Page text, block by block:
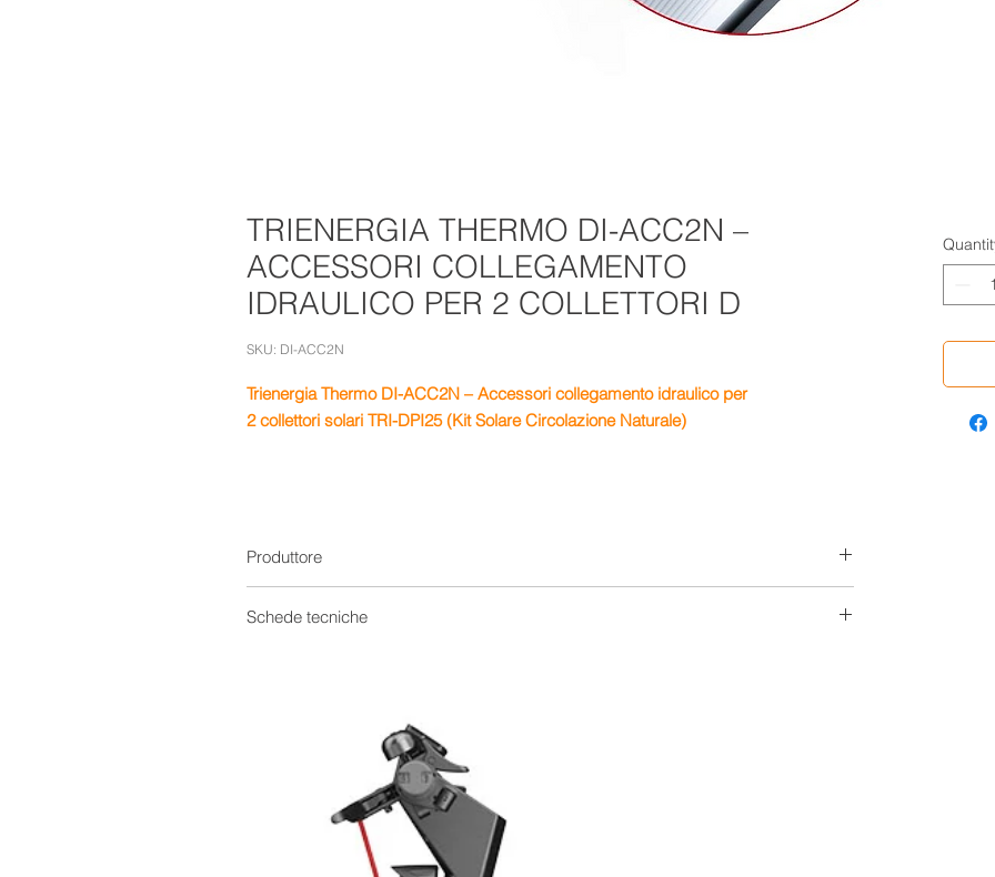
TRIENERGIA THERMO DI-ACC2N –
ACCESSORI COLLEGAMENTO
IDRAULICO PER 2 COLLETTORI D
SKU: DI-ACC2N
Trienergia Thermo DI-ACC2N – Accessori collegamento idraulico per
2 collettori solari TRI-DPI25 (Kit Solare Circolazione Naturale)
Produttore
Schede tecniche